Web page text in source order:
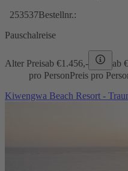
253537Bestellnr.:
Pauschalreise
Alter Preisab €1.456,- ab €
pro PersonPreis pro
Kiwengwa Beach Resort -